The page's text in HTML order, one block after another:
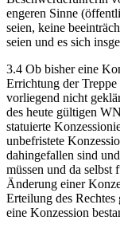
engeren Sinne
seien, keine
seien und es sich
3.4 Ob bisher eine
Errichtung der
vorliegend nicht
des heute gültigen
statuierte
unbefristete
dahingefallen sind
müssen und da selbst
Änderung einer
Erteilung des
eine Konzession